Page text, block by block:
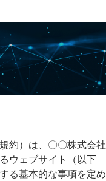
約）は、〇〇株式会社
ウェブサイト（以下
る基本的な事項を定め